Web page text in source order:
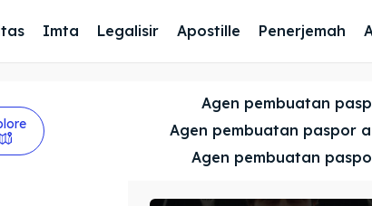
Imta Legalisir Apostille Penerjemah
Agen pembuatan
Agen pembuatan paspor
Agen pembuatan